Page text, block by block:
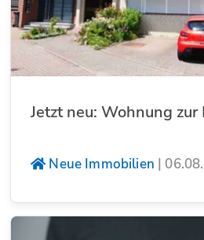
Jetzt neu: Wohnung
Neue Immobilien |